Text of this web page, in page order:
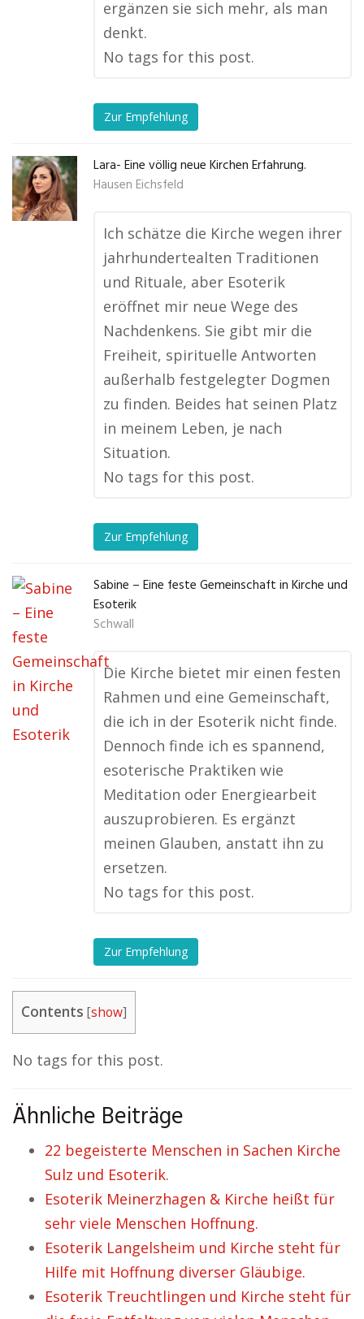
ergänzen sie sich mehr, als man
denkt.
No tags for this post.
Zur Empfehlung
Lara- Eine völlig neue Kirchen Erfahrung.
Hausen Eichsfeld
Ich schätze die Kirche wegen ihrer
jahrhundertealten Traditionen
und Rituale, aber Esoterik
eröffnet mir neue Wege des
Nachdenkens. Sie gibt mir die
Freiheit, spirituelle Antworten
außerhalb festgelegter Dogmen
zu finden. Beides hat seinen Platz
in meinem Leben, je nach
Situation.
No tags for this post.
Zur Empfehlung
Sabine – Eine feste Gemeinschaft in Kirche und
Esoterik
Schwall
Die Kirche bietet mir einen festen
Rahmen und eine Gemeinschaft,
die ich in der Esoterik nicht finde.
Dennoch finde ich es spannend,
esoterische Praktiken wie
Meditation oder Energiearbeit
auszuprobieren. Es ergänzt
meinen Glauben, anstatt ihn zu
ersetzen.
No tags for this post.
Zur Empfehlung
Contents [show]
No tags for this post.
Ähnliche Beiträge
22 begeisterte Menschen in Sachen Kirche
Sulz und Esoterik.
Esoterik Meinerzhagen & Kirche heißt für
sehr viele Menschen Hoffnung.
Esoterik Langelsheim und Kirche steht für
Hilfe mit Hoffnung diverser Gläubige.
Esoterik Treuchtlingen und Kirche steht für